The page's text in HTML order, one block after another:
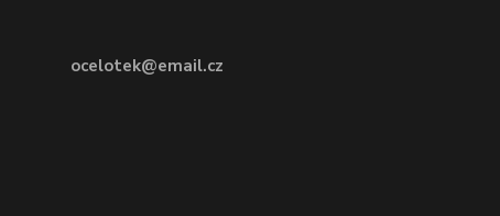
ocelotek@email.cz